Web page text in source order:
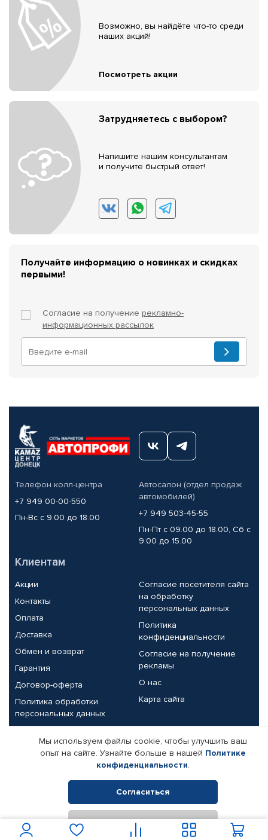
Возможно, вы найдёте что-то среди
наших акций!
Посмотреть акции
Затрудняетесь с выбором?
Напишите нашим консультантам
и получите быстрый ответ!
Получайте информацию о новинках и скидках
первыми!
Согласие на получение рекламно-
информационных рассылок
Телефон колл-центра
+7 949 00-00-550
Пн-Вс с 9.00 до 18.00
Автосалон (отдел продаж
автомобилей)
+7 949 503-45-55
Пн-Пт с 09.00 до 18.00, Сб с
9.00 до 15.00
Клиентам
Акции
Контакты
Оплата
Доставка
Обмен и возврат
Гарантия
Договор-оферта
Политика обработки
персональных данных
Согласие посетителя сайта
на обработку
персональных данных
Политика
конфиденциальности
Согласие на получение
рекламы
О нас
Карта сайта
Партнерам
Корпоративным клиентам
Поставщикам
Реквизиты компании
© КАМАЗ ЦЕНТР ДОНЕЦК, 2015-2026. Все права защищены.
Интернет-магазин автомобильных товаров Автопрофи.
Мы используем файлы cookie, чтобы улучшить ваш
опыт на сайте. Узнайте больше в нашей Политике
конфиденциальности.
Согласиться
Отклонить